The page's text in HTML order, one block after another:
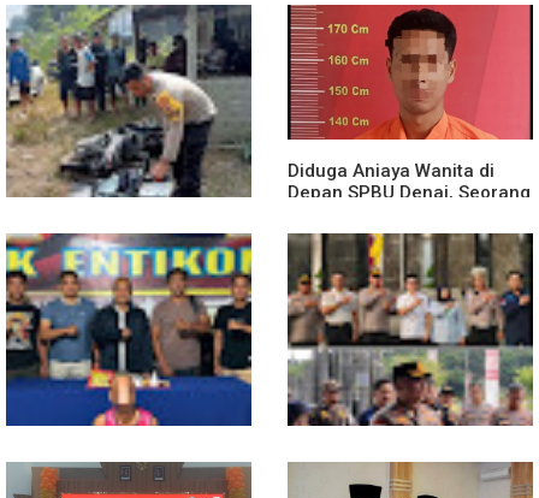
Truk Kontainer Oleng Tabrak
Vario, Warga Kapuas
Meninggal di Dusun Mak
Tampong
Diduga Aniaya Wanita di
Depan SPBU Denai, Seorang
Medan Area